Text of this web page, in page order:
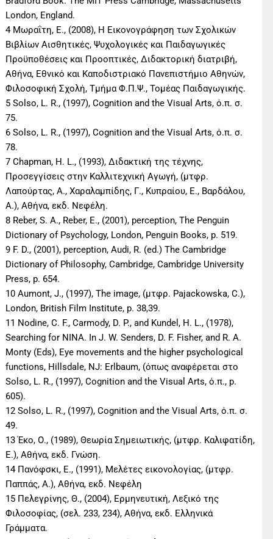
London, England.
4 Μωραΐτη, Ε., (2008), Η Εικονογράφηση των Σχολικών
Βιβλίων Αισθητικές, Ψυχολογικές και Παιδαγωγικές
Προϋποθέσεις και Προοπτικές, Διδακτορική διατριβή,
Αθήνα, Εθνικό και Καποδιστριακό Πανεπιστήμιο Αθηνών,
Φιλοσοφική Σχολή, Τμήμα Φ.Π.Ψ., Τομέας Παιδαγωγικής.
5 Solso, L. R., (1997), Cognition and the Visual Arts, ό.π. σ.
75.
6 Solso, L. R., (1997), Cognition and the Visual Arts, ό.π. σ.
78.
7 Chapman, H. L., (1993), Διδακτική της τέχνης,
Προσεγγίσεις στην Καλλιτεχνική Αγωγή, (μτφρ.
Λαπούρτας, Α., Χαραλαμπίδης, Γ., Κυπραίου, Ε., Βαρδάλου,
Α.), Αθήνα, εκδ. Νεφέλη.
8 Reber, S. A., Reber, E., (2001), perception, The Penguin
Dictionary of Psychology, London, Penguin Books, p. 519.
9 F. D., (2001), perception, Audi, R. (ed.) The Cambridge
Dictionary of Philosophy, Cambridge, Cambridge University
Press, p. 654.
10 Aumont, J., (1997), The image, (μτφρ. Pajackowska, C.),
London, British Film Institute, p. 38,39.
11 Nodine, C. F., Carmody, D. P., and Kundel, H. L., (1978),
Searching for NINA. In J. W. Senders, D. F. Fisher, and R. A.
Monty (Eds), Eye movements and the higher psychological
functions, Hillsdale, NJ: Erlbaum, (όπως αναφέρεται στο
Solso, L. R., (1997), Cognition and the Visual Arts, ό.π., p.
605).
12 Solso, L. R., (1997), Cognition and the Visual Arts, ό.π. σ.
49.
13 Έκο, Ο., (1989), Θεωρία Σημειωτικής, (μτφρ. Καλιφατίδη,
Ε.), Αθήνα, εκδ. Γνώση.
14 Πανόφσκι, Ε., (1991), Μελέτες εικονολογίας, (μτφρ.
Παππάς, Α.), Αθήνα, εκδ. Νεφέλη
15 Πελεγρίνης, Θ., (2004), Ερμηνευτική, Λεξικό της
Φιλοσοφίας, (σελ. 233, 234), Αθήνα, εκδ. Ελληνικά
Γράμματα.